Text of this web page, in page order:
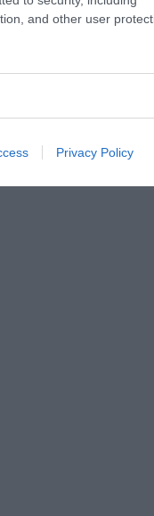
and other user
Privacy Policy